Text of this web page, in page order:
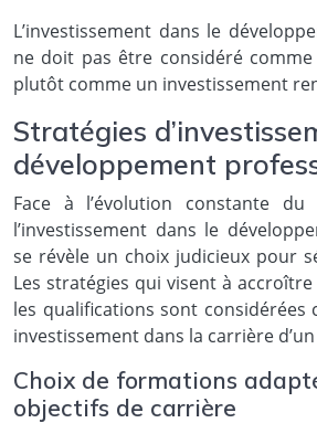
L’investissement dans le
ne doit pas être considéré
plutôt comme un investissement
Stratégies
développement
Face à l’évolution constante
l’investissement dans le
se révèle un choix judicieux pour
Les stratégies qui visent à
les qualifications sont considérées
investissement dans la carrière
Choix de formations
objectifs de carrière